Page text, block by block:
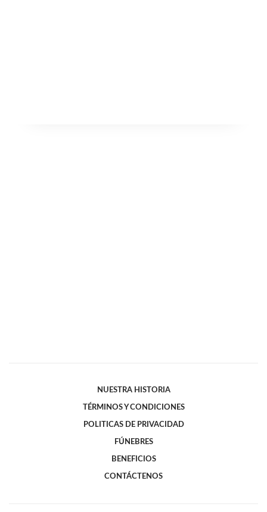
NUESTRA HISTORIA
TÉRMINOS Y CONDICIONES
POLITICAS DE PRIVACIDAD
FÚNEBRES
BENEFICIOS
CONTÁCTENOS